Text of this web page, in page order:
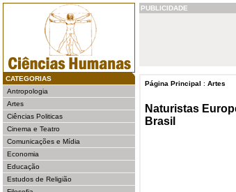
CATEGORIAS
Antropologia
Artes
Ciências Politicas
Cinema e Teatro
Comunicações e Mídia
Economia
Educação
Estudos de Religião
PUBLICIDADE
Página Principal : Artes
Naturistas
Brasil